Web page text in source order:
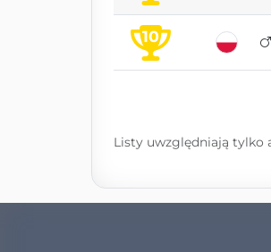
10
Listy uwzględniają tylko